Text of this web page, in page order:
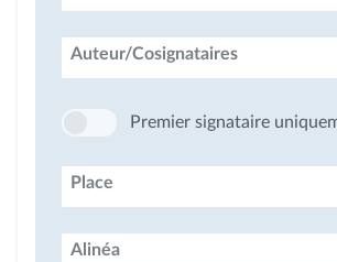
Auteur/Cosignataires
Premier signataire
Place
Alinéa